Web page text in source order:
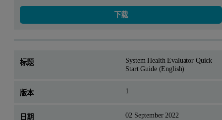
下载
System Health Evaluator Quick
Start Guide (English)
1
02 September 2022